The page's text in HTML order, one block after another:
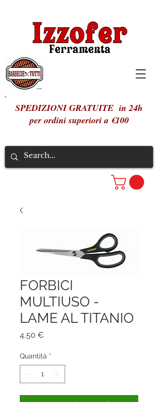
SPEDIZIONI GRATUITE in 24h
per ordini superiori a €100
FORBICI
MULTIUSO -
LAME AL TITANIO
4,50 €
Quantità *